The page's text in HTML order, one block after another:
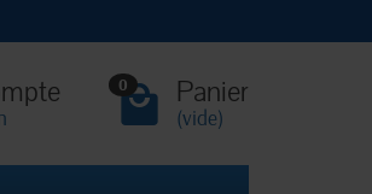
0 Panier
(vide)